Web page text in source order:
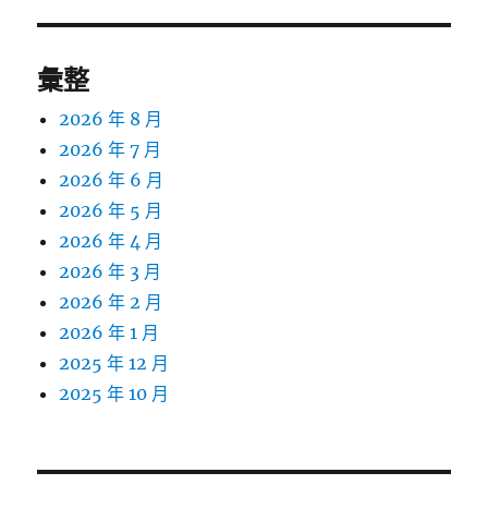
彙整
2026 年 8 月
2026 年 7 月
2026 年 6 月
2026 年 5 月
2026 年 4 月
2026 年 3 月
2026 年 2 月
2026 年 1 月
2025 年 12 月
2025 年 10 月